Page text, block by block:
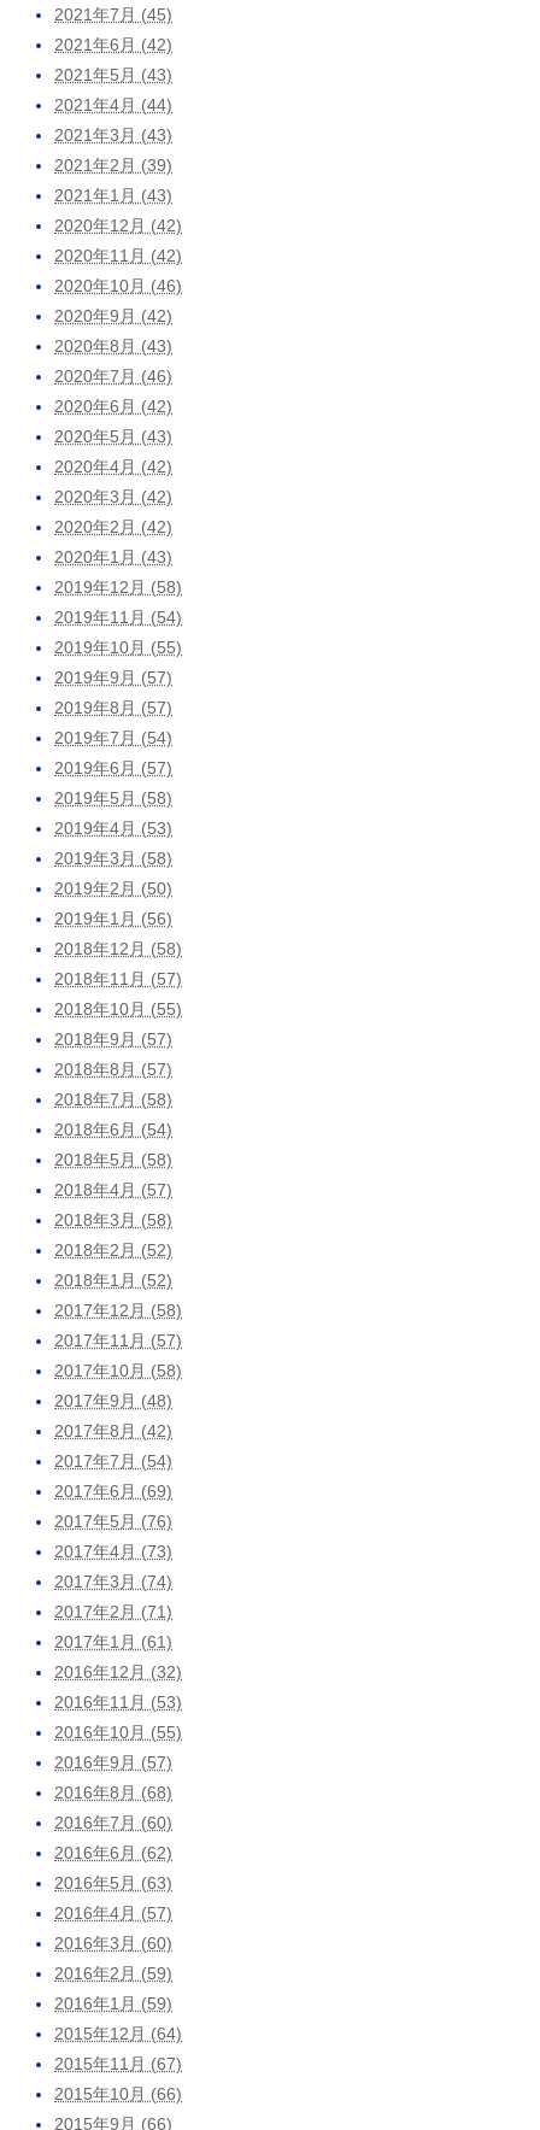
2021年7月 (45)
2021年6月 (42)
2021年5月 (43)
2021年4月 (44)
2021年3月 (43)
2021年2月 (39)
2021年1月 (43)
2020年12月 (42)
2020年11月 (42)
2020年10月 (46)
2020年9月 (42)
2020年8月 (43)
2020年7月 (46)
2020年6月 (42)
2020年5月 (43)
2020年4月 (42)
2020年3月 (42)
2020年2月 (42)
2020年1月 (43)
2019年12月 (58)
2019年11月 (54)
2019年10月 (55)
2019年9月 (57)
2019年8月 (57)
2019年7月 (54)
2019年6月 (57)
2019年5月 (58)
2019年4月 (53)
2019年3月 (58)
2019年2月 (50)
2019年1月 (56)
2018年12月 (58)
2018年11月 (57)
2018年10月 (55)
2018年9月 (57)
2018年8月 (57)
2018年7月 (58)
2018年6月 (54)
2018年5月 (58)
2018年4月 (57)
2018年3月 (58)
2018年2月 (52)
2018年1月 (52)
2017年12月 (58)
2017年11月 (57)
2017年10月 (58)
2017年9月 (48)
2017年8月 (42)
2017年7月 (54)
2017年6月 (69)
2017年5月 (76)
2017年4月 (73)
2017年3月 (74)
2017年2月 (71)
2017年1月 (61)
2016年12月 (32)
2016年11月 (53)
2016年10月 (55)
2016年9月 (57)
2016年8月 (68)
2016年7月 (60)
2016年6月 (62)
2016年5月 (63)
2016年4月 (57)
2016年3月 (60)
2016年2月 (59)
2016年1月 (59)
2015年12月 (64)
2015年11月 (67)
2015年10月 (66)
2015年9月 (66)